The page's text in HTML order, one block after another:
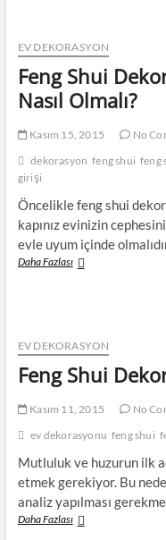
EV DEKORASYON
Feng Shui
Nasıl Olmalı?
Kasım 15, 2015
No
dekorasyon feng shui feng
girişi
Öncelikle feng shui
kapınız evinizin
evle uyum içinde
Daha FazlasıFeng
Nasıl
Olmalı?
EV DEKORASYON
Feng Shui
Kasım 11, 2015
No
ev dekorasyonu feng shui
Mutluluk ve huzurun ilk
etmek gerekiyor. Bu
analiz yapılması
Daha FazlasıFeng